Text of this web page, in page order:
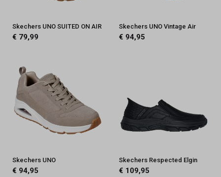
Skechers UNO SUITED ON AIR
€ 79,99
Skechers UNO Vintage Air
€ 94,95
Skechers UNO
€ 94,95
Skechers Respected Elgin
€ 109,95